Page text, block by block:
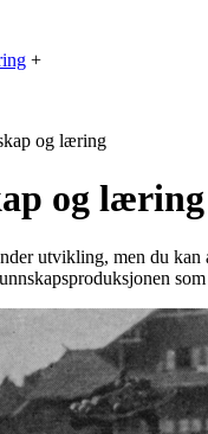
+
og læring
og læring
utvikling, men du kan